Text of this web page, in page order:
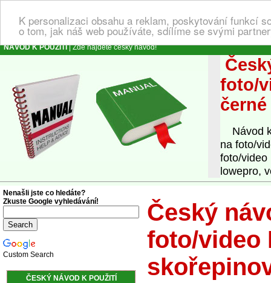
K personalizaci obsahu a reklam, poskytování funkcí
o tom, jak náš web používáte, sdílíme se svými
NÁVOD K POUŽITÍ| Zde najdete český návod!
foto/
černé
Návod k
na foto/
foto/video
lowepro,
Český
foto/video
Nenašli jste co hledáte?
Zkuste Google vyhledávání!
Custom Search
ČESKÝ NÁVOD K POUŽITÍ